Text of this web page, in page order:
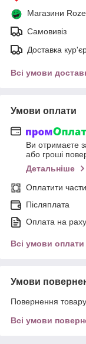
Магазини
Самовивіз
Доставка
Всі умови
Умови оплати
Ви отримаєте
або гроші
Детальніше
Оплатити
Післяплата
Оплата на
Всі умови оплати
Умови
Повернення
Всі умови